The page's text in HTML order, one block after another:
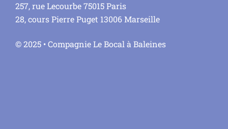
257, rue Lecourbe 75015 Paris
28, cours Pierre Puget 13006 Marseille
© 2025 • Compagnie Le Bocal à Baleines